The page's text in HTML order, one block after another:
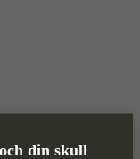
din skull